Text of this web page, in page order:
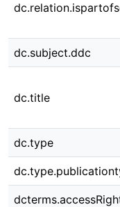
dc.subject.ddc
dc.title
dc.type